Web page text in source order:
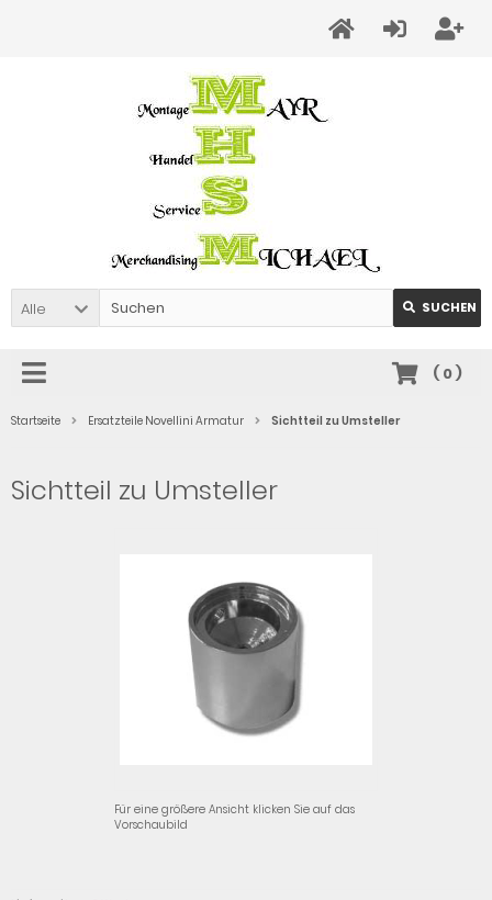
Alle SUCHEN
( 0)
Startseite Ersatzteile Novellini Armatur Sichtteil zu Umsteller
Sichtteil zu Umsteller
Für eine größere Ansicht klicken Sie auf das
Vorschaubild